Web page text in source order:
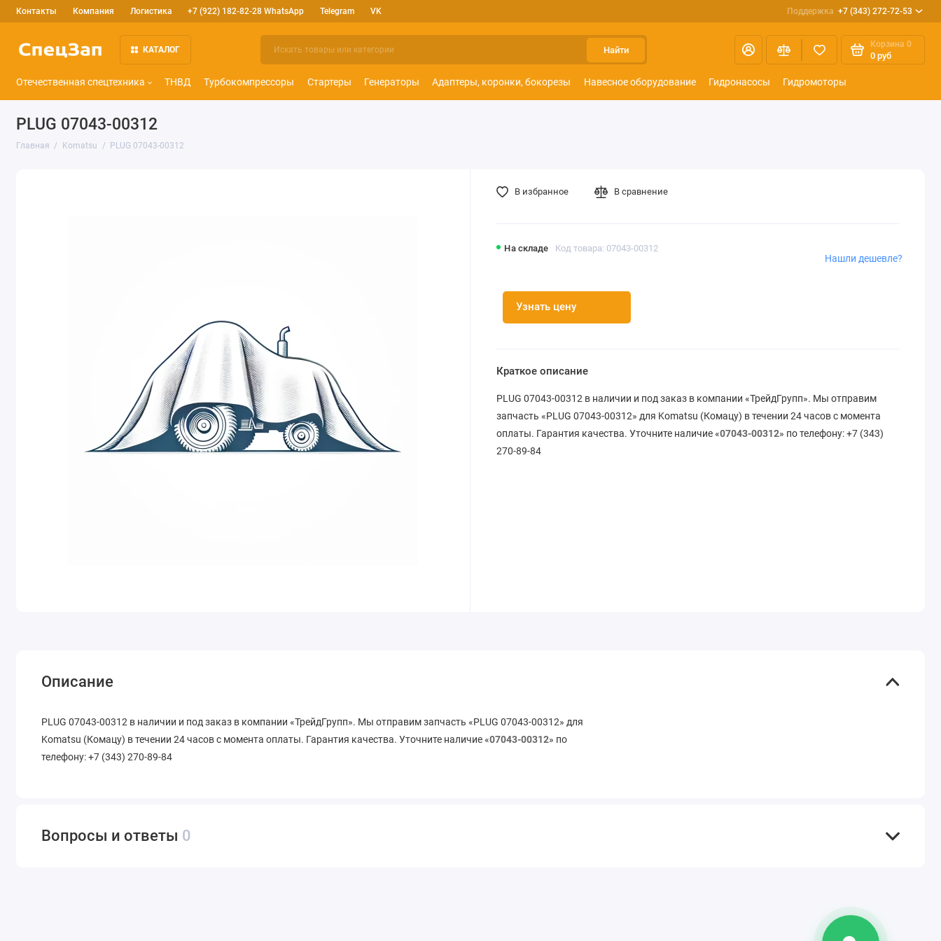
Контакты Компания Логистика +7 (922) 182-82-28 WhatsApp Telegram VK Поддержка +7 (343) 272-72-53
КАТАЛОГ Найти
Корзина 0
0 руб
Отечественная спецтехника ТНВД Турбокомпрессоры Стартеры Генераторы Адаптеры, коронки, бокорезы Навесное оборудование Гидронасосы Гидромоторы
PLUG 07043-00312
Главная Komatsu PLUG 07043-00312
На складе Код товара: 07043-00312
Узнать цену
Нашли дешевле?
В избранное В сравнение
Краткое описание
PLUG 07043-00312 в наличии и под заказ в компании «ТрейдГрупп». Мы отправим
запчасть «PLUG 07043-00312» для Komatsu (Комацу) в течении 24 часов с момента
оплаты. Гарантия качества. Уточните наличие «07043-00312» по телефону: +7 (343)
270-89-84
Описание
PLUG 07043-00312 в наличии и под заказ в компании «ТрейдГрупп». Мы отправим запчасть «PLUG 07043-00312» для
Komatsu (Комацу) в течении 24 часов с момента оплаты. Гарантия качества. Уточните наличие «07043-00312» по
телефону: +7 (343) 270-89-84
Вопросы и ответы 0